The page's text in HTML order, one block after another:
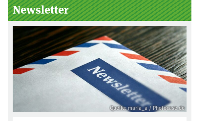
Newsletter
Quelle: maria_a / Photocase.de